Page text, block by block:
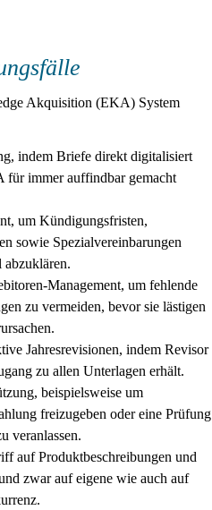
Akquisition (EKA) System
indem Briefe direkt digitalisiert
für immer auffindbar gemacht
um Kündigungsfristen,
sowie Spezialvereinbarungen
abzuklären.
Management, um fehlende
zu vermeiden, bevor sie lästigen
Jahresrevisionen, indem Revisor
zu allen Unterlagen erhält.
beispielsweise um
freizugeben oder eine Prüfung
veranlassen.
auf Produktbeschreibungen und
zwar auf eigene wie auch auf